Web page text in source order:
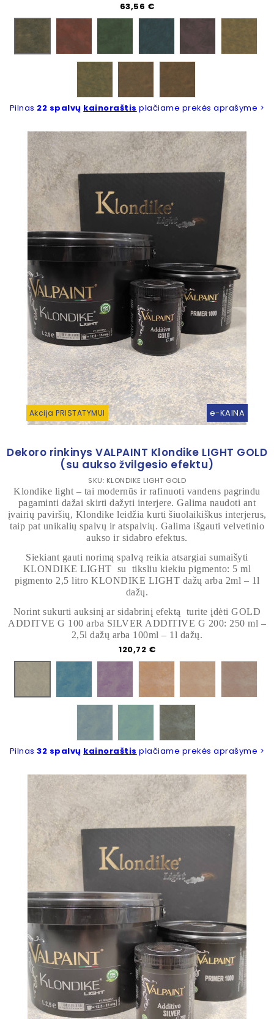
Kaina
63,56 €
425A GOLD
Pilnas 22 spalvų kainoraštis plačiame prekės aprašyme >
Akcija PRISTATYMUI e-KAINA
Dekoro rinkinys VALPAINT Klondike LIGHT GOLD
(su aukso žvilgesio efektu)
SKU: KLONDIKE LIGHT GOLD
Klondike light – tai modernūs ir rafinuoti vandens pagrindu
pagaminti dažai skirti dažyti interjere. Galima naudoti ant
įvairių paviršių, Klondike leidžia kurti šiuolaikiškus interjerus,
taip pat unikalių spalvų ir atspalvių. Galima išgauti velvetinio
aukso ir sidabro efektus.
Siekiant gauti norimą spalvą reikia atsargiai sumaišyti
KLONDIKE LIGHT su tiksliu kiekiu pigmento: 5 ml
pigmento 2,5 litro KLONDIKE LIGHT dažų arba 2ml – 1l
dažų.
Norint sukurti auksinį ar sidabrinį efektą turite įdėti GOLD
ADDITVE G 100 arba SILVER ADDITIVE G 200: 250 ml –
2,5l dažų arba 100ml – 1l dažų.
Kaina
120,72 €
428A GOLD 429A GOLD
Pilnas32 spalvų kainoraštis plačiame prekės aprašyme >